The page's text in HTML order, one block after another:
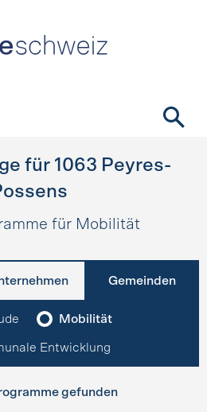
für 1063 Peyres-
für Mobilität
Gemeinden
Mobilität
Entwicklung
gefunden